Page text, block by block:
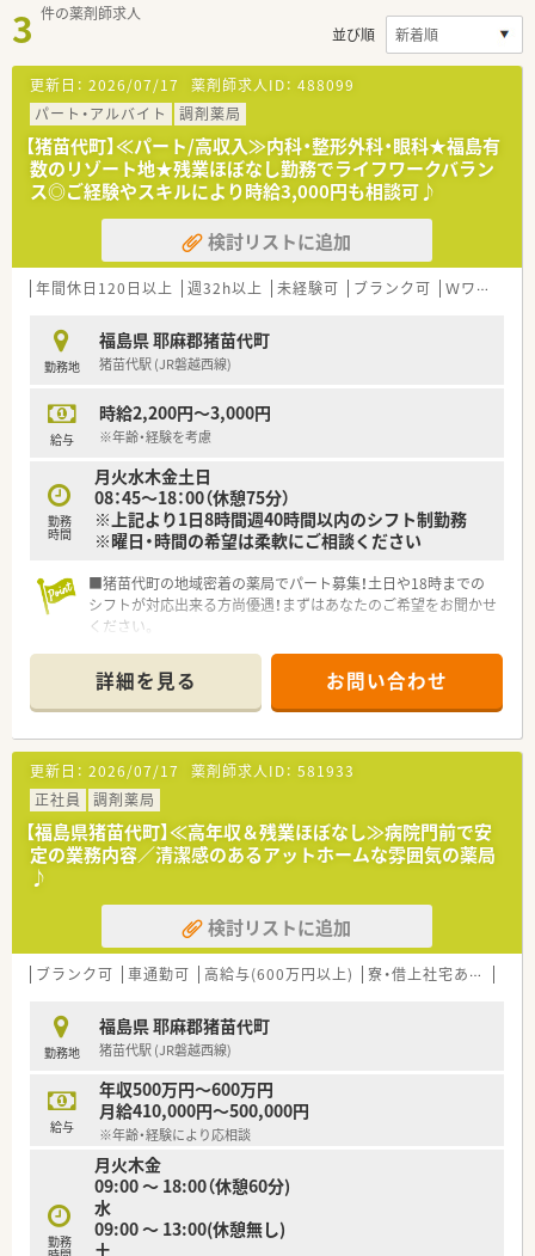
3 件の薬剤師求人
並び順
更新日： 2026/07/17 薬剤師求人ID： 488099
パート・アルバイト
調剤薬局
【猪苗代町】≪パート/高収入≫内科・整形外科・眼科★福島有
数のリゾート地★残業ほぼなし勤務でライフワークバラン
ス◎ご経験やスキルにより時給3,000円も相談可♪
検討リストに追加
年間休日120日以上 週32h以上 未経験可 ブランク可 Ｗワーク可
勤務地
福島県 耶麻郡猪苗代町
猪苗代駅 (JR磐越西線)
給与
時給2,200円～3,000円
※年齢・経験を考慮
勤務
時間
月火水木金土日
08：45～18：00（休憩75分）
※上記より1日8時間週40時間以内のシフト制勤務
※曜日・時間の希望は柔軟にご相談ください
■猪苗代町の地域密着の薬局でパート募集！土日や18時までの
シフトが対応出来る方尚優遇！まずはあなたのご希望をお聞かせ
ください。
汁125日かつ残業ほぼなし店舗でライフワークバランスも充実
◎
■内科、整形外科、眼科メインに地域の処方せんを広く集めてお
ります。学べる環境でじっくり業務にあたれます。
■在宅は施設・居宅両方に取り組みを進めている薬局です。在宅
に興味のある方大歓迎です。
■代表取締役も薬剤師として勤務しており、風通しの良い社風が
魅力です◎
詳細を見る お問い合わせ
更新日： 2026/07/17 薬剤師求人ID： 581933
正社員
調剤薬局
【福島県猪苗代町】≪高年収＆残業ほぼなし≫病院門前で安
定の業務内容／清潔感のあるアットホームな雰囲気の薬局
♪
検討リストに追加
ブランク可 車通勤可 高給与(600万円以上) 寮・借上社宅あり
勤務地
福島県 耶麻郡猪苗代町
猪苗代駅 (JR磐越西線)
給与
年収500万円～600万円
月給410,000円～500,000円
※年齢・経験により応相談
勤務
月火木金
09:00 ～ 18:00（休憩60分)
水
09:00 ～ 13:00(休憩無し)
土